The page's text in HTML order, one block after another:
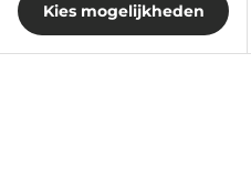
Kies mogelijkheden